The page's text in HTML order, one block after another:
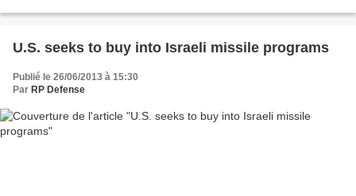
U.S. seeks to buy into Israeli missile programs
Publié le 26/06/2013 à 15:30
Par RP Defense